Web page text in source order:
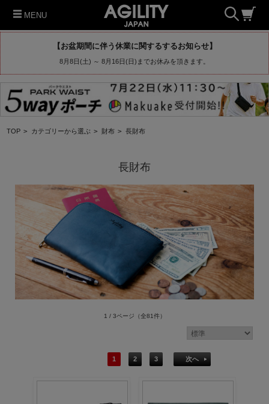
MENU
【お盆期間に伴う休業に関するするお知らせ】
8月8日(土) ～ 8月16日(日)までお休みを頂きます。
TOP > カテゴリーから選ぶ > 財布 > 長財布
長財布
1 / 3ページ （全81件）
1 2 3 次へ